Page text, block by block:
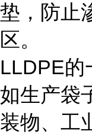
垫，防止
区。
LLDPE的
如生产袋
装物、工